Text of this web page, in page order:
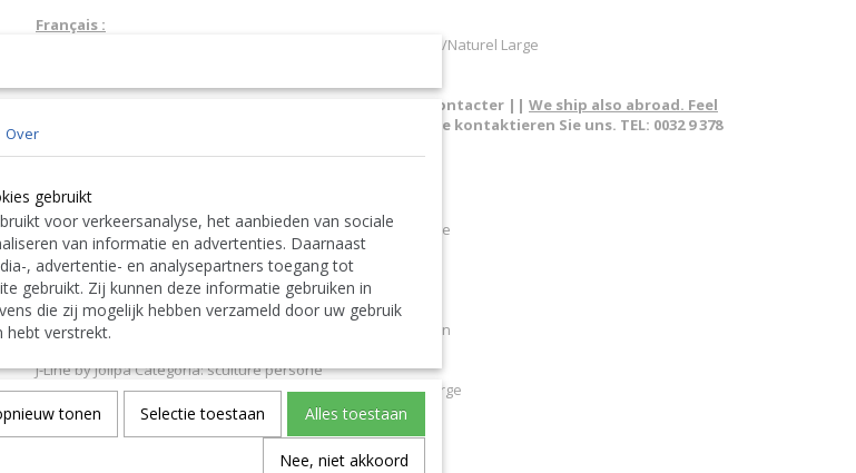
Français :
J-Line by Jolipa Creche De Noel Simple Bois De Mangier Blanc/Naturel Large
Nous livrons aussi à l'étranger. N'hésitez pas à nous contacter || We ship also abroad. Feel
|| Wir liefern auch im Ausland. Bitte kontaktieren Sie uns. TEL: 0032 9 378
English:
J-Line by Jolipa Category: figurines figurine
J Line Nativity Scene Simple Mango Wood White/Natural Large
J-Line cribs nativity scenes
Deutsch:
J-Line by Jolipa Kategorie: figuren figuren
J Line Weihnachtskrippe Mangobaum Weiß/Naturell Large
J-Line Weihnachtsstaelle Weihnachtsstall. Weihnachtskrippen
J-Line by Jolipa Categoria: sculture persone
J Line Presepe Semplice Legno Di Mango Bianco/Naturale Large
Español:
J Line Belen Simple Mango Madera Blanco/Natural Large
Over
gebruikt
voor verkeersanalyse, het aanbieden van sociale
van informatie en advertenties. Daarnaast
, advertentie- en analysepartners toegang tot
gebruikt. Zij kunnen deze informatie gebruiken in
die zij mogelijk hebben verzameld door uw gebruik
hebt verstrekt.
tonen Selectie toestaan Alles toestaan
Nee, niet akkoord